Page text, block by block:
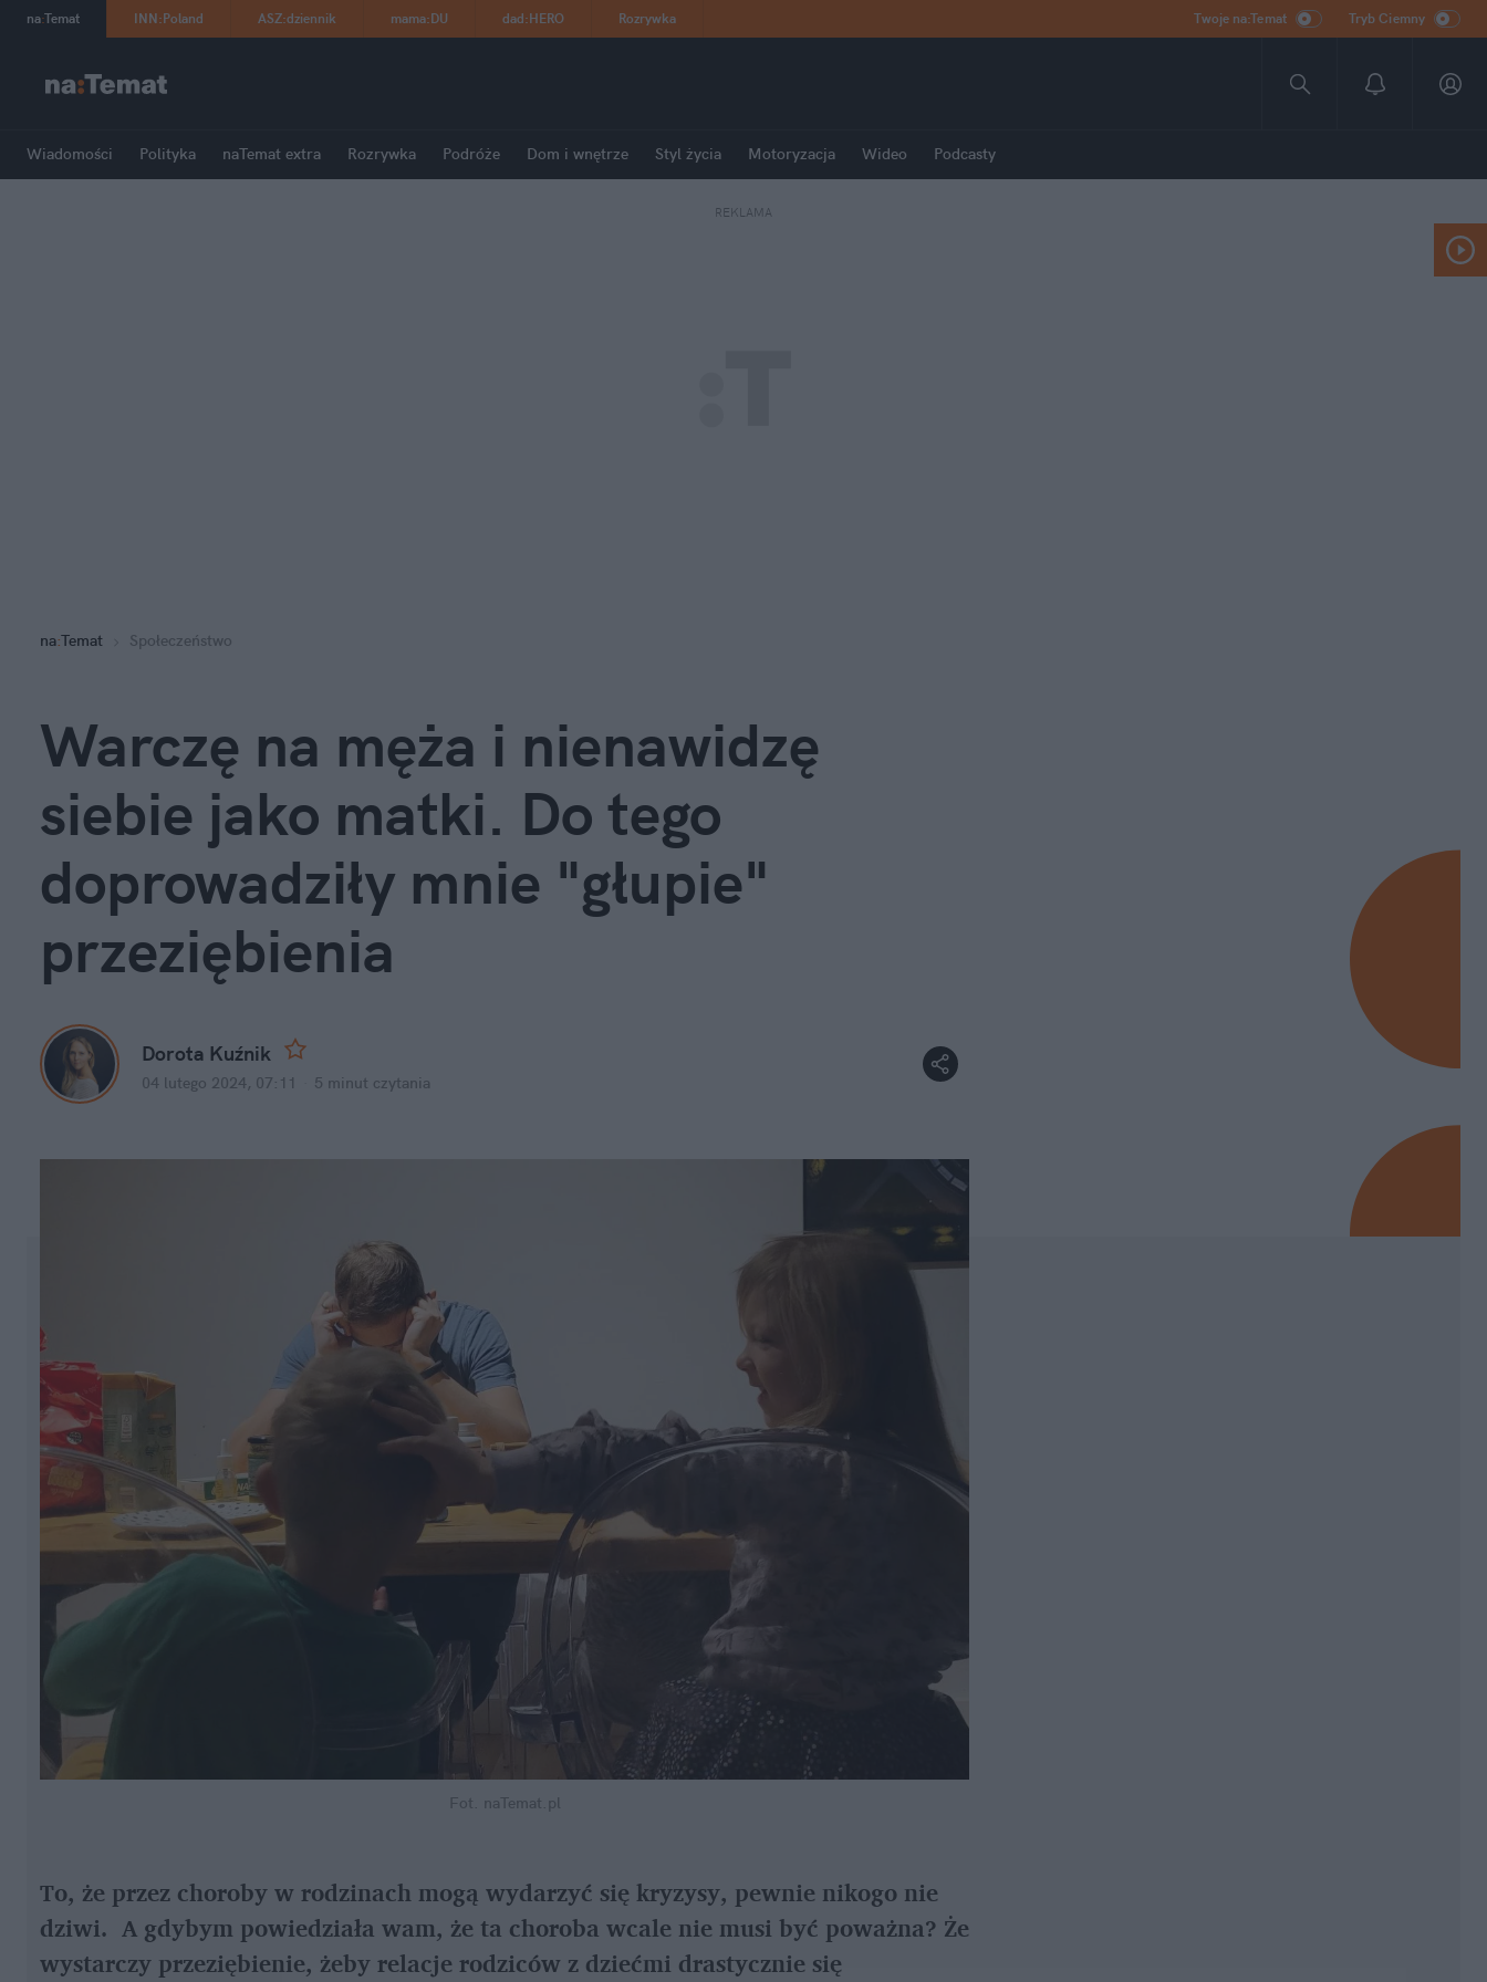
na:Temat INN:Poland ASZ:dziennik mama:DU dad:HERO Rozrywka Twoje na:Temat Tryb Ciemny
Wiadomości Polityka naTemat extra Rozrywka Podróże Dom i wnętrze Styl życia Motoryzacja Wideo Podcasty
REKLAMA
na:Temat Społeczeństwo
Warczę na męża i nienawidzę
siebie jako matki. Do tego
doprowadziły mnie "głupie"
przeziębienia
Dorota Kuźnik
04 lutego 2024, 07:11 5 minut czytania
Fot. naTemat.pl
To, że przez choroby w rodzinach mogą wydarzyć się kryzysy, pewnie nikogo nie
dziwi.  A gdybym powiedziała wam, że ta choroba wcale nie musi być poważna? Że
wystarczy przeziębienie, żeby relacje rodziców z dziećmi drastycznie się